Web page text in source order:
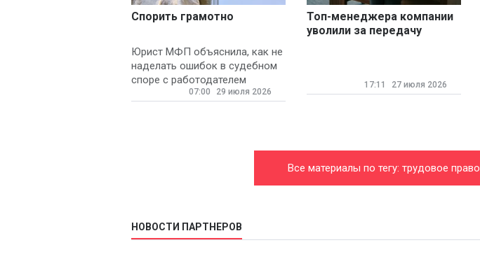
Спорить грамотно
Юрист МФП объяснила, как не
наделать ошибок в судебном
споре с работодателем
07:00 29 июля 2026
Топ-менеджера компании
уволили за передачу
17:11 27 июля 2026
Все материалы по тегу: трудовое право
НОВОСТИ ПАРТНЕРОВ